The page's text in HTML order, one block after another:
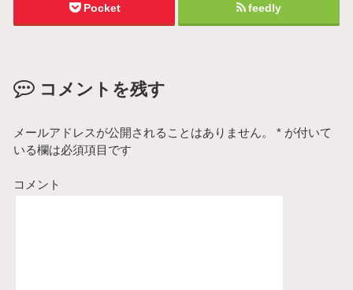
Pocket feedly
コメントを残す
メールアドレスが公開されることはありません。 * が付いて
いる欄は必須項目です
コメント